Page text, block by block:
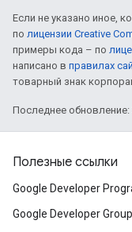
Если не указано иное,
по лицензии Creative
примеры кода – по
написано в правилах
товарный знак
Последнее обновление:
Полезные ссылки
Google Developer
Google Developer